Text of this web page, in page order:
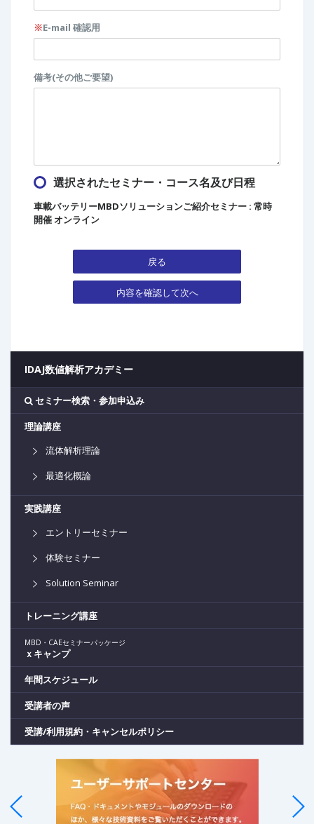
※E-mail 確認用
備考(その他ご要望)
選択されたセミナー・コース名及び日程
車載バッテリーMBDソリューションご紹介セミナー : 常時
開催 オンライン
戻る
内容を確認して次へ
IDAJ数値解析アカデミー
セミナー検索・参加申込み
理論講座
流体解析理論
最適化概論
実践講座
エントリーセミナー
体験セミナー
Solution Seminar
トレーニング講座
MBD・CAEセミナーパッケージ
ｘキャンプ
年間スケジュール
受講者の声
受講/利用規約・キャンセルポリシー